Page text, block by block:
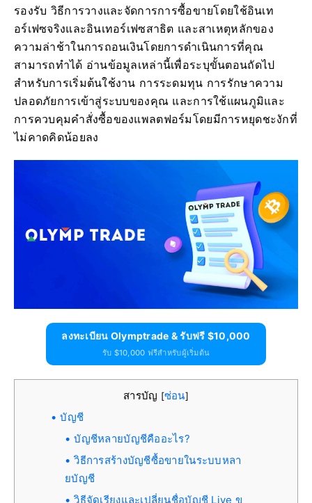
รองรับ วิธีการวางและจัดการการซื้อขายโดยใช้อินเท
อร์เฟซจริงและอินเทอร์เฟซสาธิต และสาเหตุหลักของ
ความล่าช้าในการถอนเงินโดยการดำเนินการที่คุณ
สามารถทำได้ อ่านข้อมูลเหล่านี้เพื่อระบุขั้นตอนถัดไป
สำหรับการเริ่มต้นใช้งาน การระดมทุน การรักษาความ
ปลอดภัยการเข้าสู่ระบบของคุณ และการใช้แผนภูมิและ
การควบคุมคำสั่งซื้อของแพลตฟอร์มโดยมีการหยุดชะงักที่
ไม่คาดคิดน้อยลง
ลงทะเบียน Olymptrade & รับฟรี $10,000
รับ $10,000 ฟรีสำหรับผู้เริ่มต้น
สารบัญ [ซ่อน]
บัญชี
บัญชีหลายบัญชีคืออะไร?
วิธีการสร้างบัญชีซื้อขายในระบบหลา
ยบัญชี
วิธีจัดเรียงและเปลี่ยนชื่อบัญชี Live ข